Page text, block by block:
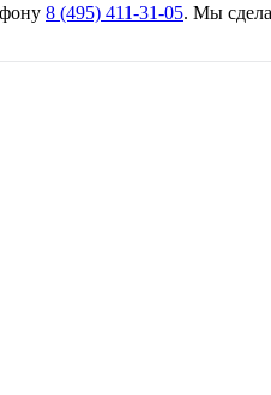
8 (495) 411-31-05. Мы